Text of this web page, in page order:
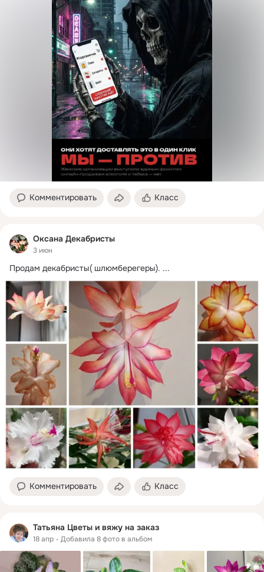
Комментировать Класс
Оксана Декабристы
3 июн
Продам декабристы( шлюмберегеры). ...
Комментировать Класс
Татьяна Цветы и вяжу на заказ
18 апр Добавила 8 фото в альбом